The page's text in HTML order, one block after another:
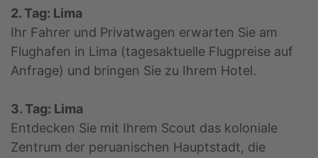
2. Tag: Lima
Ihr Fahrer und Privatwagen erwarten Sie am
Flughafen in Lima (tagesaktuelle Flugpreise auf
Anfrage) und bringen Sie zu Ihrem Hotel.
3. Tag: Lima
Entdecken Sie mit Ihrem Scout das koloniale
Zentrum der peruanischen Hauptstadt, die